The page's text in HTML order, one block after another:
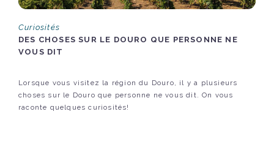
Curiosités
DES CHOSES SUR LE DOURO QUE PERSONNE NE
VOUS DIT
Lorsque vous visitez la région du Douro, il y a plusieurs
choses sur le Douro que personne ne vous dit. On vous
raconte quelques curiosités!